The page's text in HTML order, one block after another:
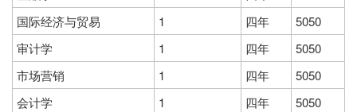
国际经济与贸易
1 四年
5050
审计学
1 四年
5050
市场营销
1 四年
5050
会计学
1 四年
5050